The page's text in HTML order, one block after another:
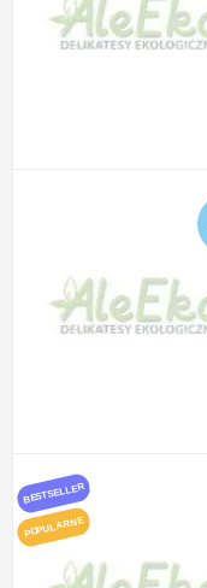
BESTSELLER
POPULARNE